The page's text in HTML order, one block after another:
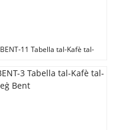
BENT-11 Tabella tal-Kafè tal-